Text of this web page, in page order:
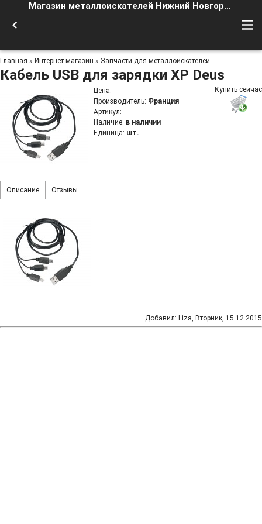
Магазин металлоискателей Нижний Новгород
Главная » Интернет-магазин » Запчасти для металлоискателей
Кабель USB для зарядки XP Deus
Цена:
Производитель: Франция
Артикул:
Наличие: в наличии
Единица: шт.
Купить сейчас
Описание Отзывы
Добавил: Liza, Вторник, 15.12.2015